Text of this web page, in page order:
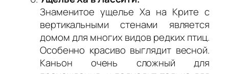
Знаменитое ущелье Ха на Крите с
вертикальными стенами является
домом для многих видов редких птиц.
Особенно красиво выглядит весной.
Каньон очень сложный для